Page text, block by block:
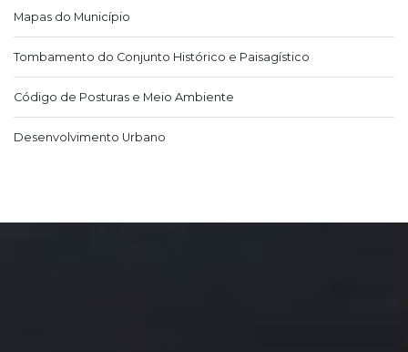
Mapas do Município
Tombamento do Conjunto Histórico e Paisagístico
Código de Posturas e Meio Ambiente
Desenvolvimento Urbano